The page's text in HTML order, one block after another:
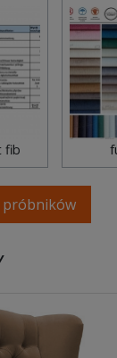
fib
próbników